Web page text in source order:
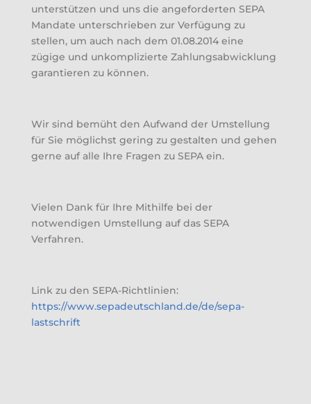
unterstützen und uns die angeforderten SEPA
Mandate unterschrieben zur Verfügung zu
stellen, um auch nach dem 01.08.2014 eine
zügige und unkomplizierte Zahlungsabwicklung
garantieren zu können.
Wir sind bemüht den Aufwand der Umstellung
für Sie möglichst gering zu gestalten und gehen
gerne auf alle Ihre Fragen zu SEPA ein.
Vielen Dank für Ihre Mithilfe bei der
notwendigen Umstellung auf das SEPA
Verfahren.
Link zu den SEPA-Richtlinien:
https://www.sepadeutschland.de/de/sepa-
lastschrift